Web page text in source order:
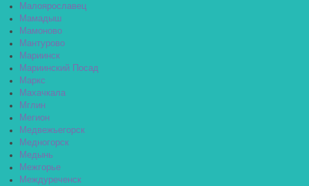
Малоярославец
Мамадыш
Мамоново
Мантурово
Мариинск
Мариинский Посад
Маркс
Махачкала
Мглин
Мегион
Медвежьегорск
Медногорск
Медынь
Межгорье
Междуреченск